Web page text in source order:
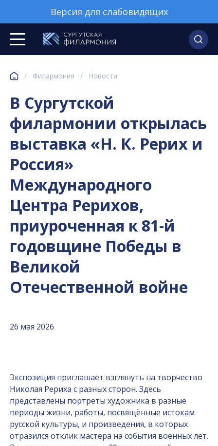
Версия для слабовидящих
/ Филармония / Новости
В Сургутской
филармонии открылась
выставка «Н. К. Рерих и
Россия»
Международного
Центра Рерихов,
приуроченная к 81-й
годовщине Победы в
Великой
Отечественной войне
26 мая 2026
Экспозиция приглашает взглянуть на творчество
Николая Рериха с разных сторон. Здесь
представлены портреты художника в разные
периоды жизни, работы, посвящённые истокам
русской культуры, и произведения, в которых
отразился отклик мастера на события военных лет.